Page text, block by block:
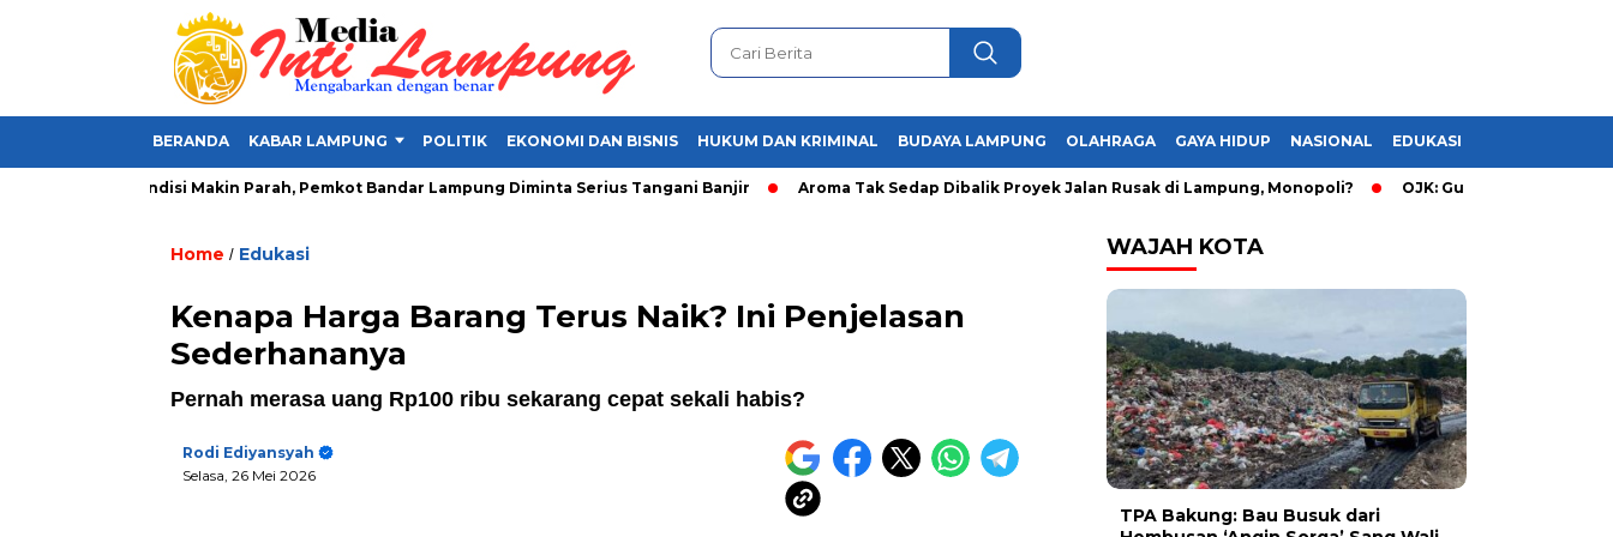
BERANDA KABAR LAMPUNG POLITIK EKONOMI DAN BISNIS HUKUM DAN KRIMINAL BUDAYA LAMPUNG OLAHRAGA GAYA HIDUP NASIONAL EDUKASI
Kondisi Makin Parah, Pemkot Bandar Lampung Diminta Serius Tangani Banjir Aroma Tak Sedap Dibalik Proyek Jalan Rusak di Lampung, Monopoli? OJK: Guru dan Pelajar Rentan
Home / Edukasi
Kenapa Harga Barang Terus Naik? Ini Penjelasan
Sederhananya
Pernah merasa uang Rp100 ribu sekarang cepat sekali habis?
Rodi Ediyansyah
Selasa, 26 Mei 2026
WAJAH KOTA
TPA Bakung: Bau Busuk dari